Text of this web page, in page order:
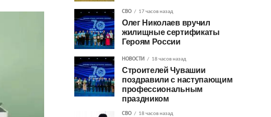
СВО 17 часов назад
Олег Николаев вручил
жилищные сертификаты
Героям России
НОВОСТИ 18 часов назад
Строителей Чувашии
поздравили с наступающим
профессиональным
праздником
СВО 18 часов назад